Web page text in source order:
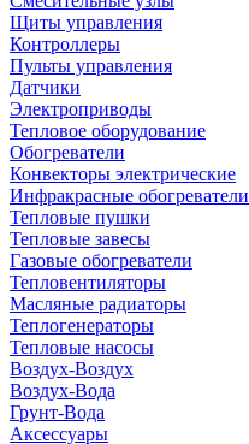
Щиты управления
Контроллеры
Пульты управления
Датчики
Электроприводы
Тепловое оборудование
Обогреватели
Конвекторы электрические
Инфракрасные обогреватели
Тепловые пушки
Тепловые завесы
Газовые обогреватели
Тепловентиляторы
Масляные радиаторы
Теплогенераторы
Тепловые насосы
Воздух-Воздух
Воздух-Вода
Грунт-Вода
Аксессуары